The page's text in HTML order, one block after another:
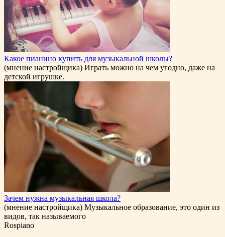
Какое пианино купить для музыкальной школы?
(мнение настройщика) Играть можно на чем угодно, даже на
детской игрушке.
Зачем нужна музыкальная школа?
(мнение настройщика) Музыкальное образование, это один из
видов, так называемого
Rospiano